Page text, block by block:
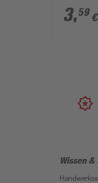
3,59 €
Wissen